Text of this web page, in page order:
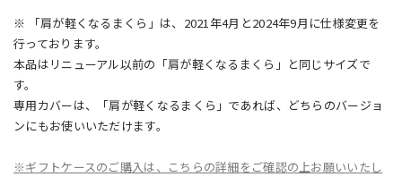
※ 「肩が軽くなるまくら」は、2021年4月と2024年9月に仕様変更を
行っております。
本品はリニューアル以前の「肩が軽くなるまくら」と同じサイズで
す。
専用カバーは、「肩が軽くなるまくら」であれば、どちらのバージョ
ンにもお使いいただけます。
※ギフトケースのご購入は、こちらの詳細をご確認の上お願いいたし